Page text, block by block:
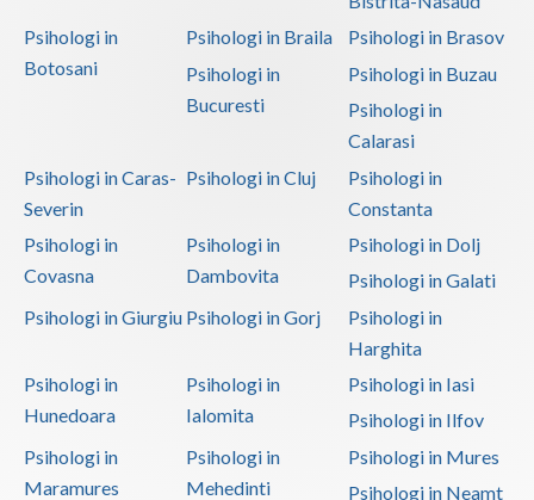
Psihologi in
Botosani
Psihologi in Braila
Psihologi in Brasov
Psihologi in
Bucuresti
Psihologi in Buzau
Psihologi in
Calarasi
Psihologi in Caras-
Severin
Psihologi in Cluj
Psihologi in
Constanta
Psihologi in
Covasna
Psihologi in
Dambovita
Psihologi in Dolj
Psihologi in Galati
Psihologi in Giurgiu Psihologi in Gorj
Psihologi in
Harghita
Psihologi in
Hunedoara
Psihologi in
Ialomita
Psihologi in Iasi
Psihologi in Ilfov
Psihologi in
Maramures
Psihologi in
Mehedinti
Psihologi in Mures
Psihologi in Neamt